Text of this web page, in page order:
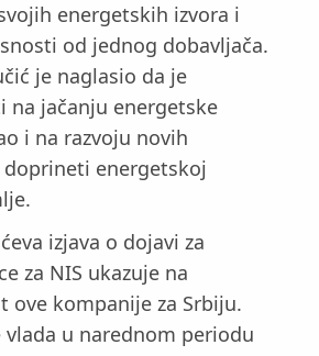
energetskih izvora i
od jednog dobavljača.
je naglasio da je
na jačanju energetske
i na razvoju novih
energetskoj
izjava o dojavi za
za NIS ukazuje na
ove kompanije za Srbiju.
vlada u narednom periodu